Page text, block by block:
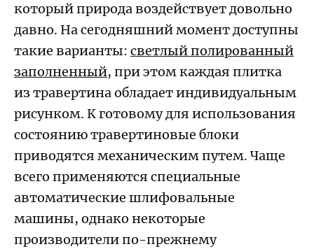
который природа воздействует довольно
давно. На сегодняшний момент доступны
такие варианты: светлый полированный
заполненный, при этом каждая плитка
из травертина обладает индивидуальным
рисунком. К готовому для использования
состоянию травертиновые блоки
приводятся механическим путем. Чаще
всего применяются специальные
автоматические шлифовальные
машины, однако некоторые
производители по-прежнему